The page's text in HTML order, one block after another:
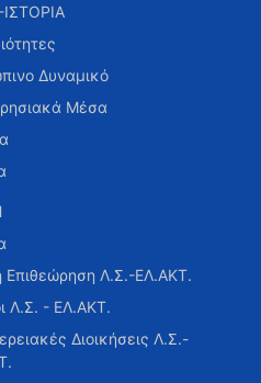
Δυναμικό
Μέσα
Επιθεώρηση Λ.Σ.-ΕΛ.ΑΚΤ.
Λ.Σ. - ΕΛ.ΑΚΤ.
Διοικήσεις Λ.Σ.-